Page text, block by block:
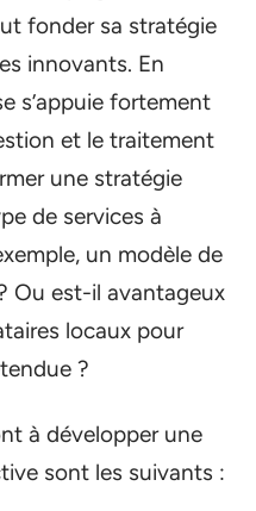
fonder sa stratégie
innovants. En
s’appuie fortement
et le traitement
une stratégie
de services à
un modèle de
Ou est-il avantageux
locaux pour
?
à développer une
sont les suivants :